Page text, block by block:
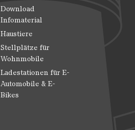
Download
Infomaterial
Haustiere
Stellplätze für
Wohnmobile
Ladestationen für E-
Automobile & E-
Bikes